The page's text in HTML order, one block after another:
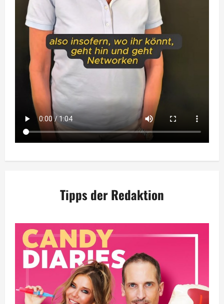
Tipps der Redaktion